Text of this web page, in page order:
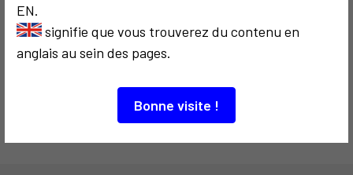
EN.
signifie que vous trouverez du contenu en
anglais au sein des pages.
Bonne visite !
SOCIOLOGIQUE
1999
Le Cyber-
mariage ou le